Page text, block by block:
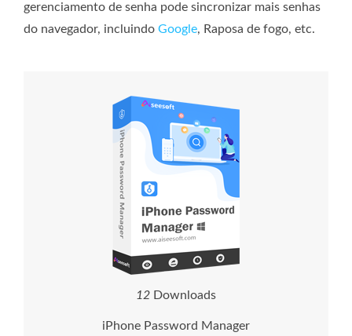
gerenciamento de senha pode sincronizar mais senhas
do navegador, incluindo Google, Raposa de fogo, etc.
12 Downloads
iPhone Password Manager